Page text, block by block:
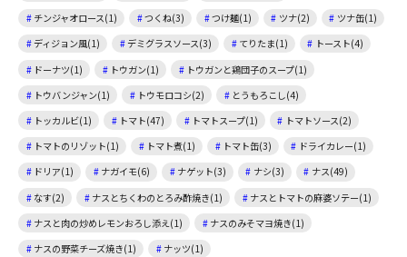
チンジャオロース(1)
つくね(3) つけ麺(1) ツナ(2)
ツナ缶(1)
ディジョン風(1)
デミグラスソース(3) てりたま(1)
トースト(4)
ドーナツ(1)
トウガン(1)
トウガンと鶏団子のスープ(1)
トウバンジャン(1)
トウモロコシ(2)
とうもろこし(4)
トッカルビ(1)
トマト(47) トマトスープ(1)
トマトソース(2)
トマトのリゾット(1)
トマト煮(1) トマト缶(3)
ドライカレー(1)
ドリア(1)
ナガイモ(6) ナゲット(3) ナシ(3)
ナス(49)
なす(2)
ナスとちくわのとろみ酢焼き(1)
ナスとトマトの麻婆ソテー(1)
ナスと肉の炒めレモンおろし添え(1)
ナスのみそマヨ焼き(1)
ナスの野菜チーズ焼き(1)
ナッツ(1)